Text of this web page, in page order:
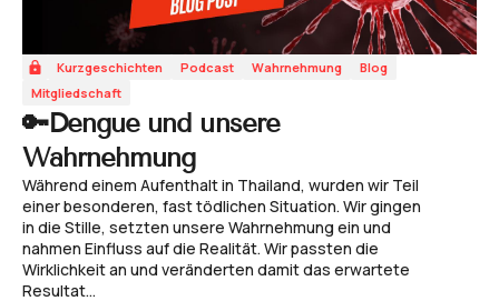
Kurzgeschichten Podcast Wahrnehmung
Blog
Mitgliedschaft
🔑Dengue und unsere
Wahrnehmung
Während einem Aufenthalt in Thailand, wurden wir Teil
einer besonderen, fast tödlichen Situation. Wir gingen
in die Stille, setzten unsere Wahrnehmung ein und
nahmen Einfluss auf die Realität. Wir passten die
Wirklichkeit an und veränderten damit das erwartete
Resultat...